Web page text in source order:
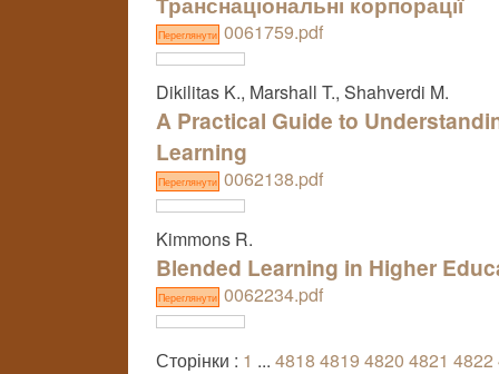
Переглянути 0061759.pdf
Dikilitas K., Marshall T., Shahverdi M.
A Practical Guide to
Learning
Переглянути 0062138.pdf
Kimmons R.
Blended Learning in Higher
Переглянути 0062234.pdf
Сторінки : 1 ... 4818 4819 4820 4821 4822